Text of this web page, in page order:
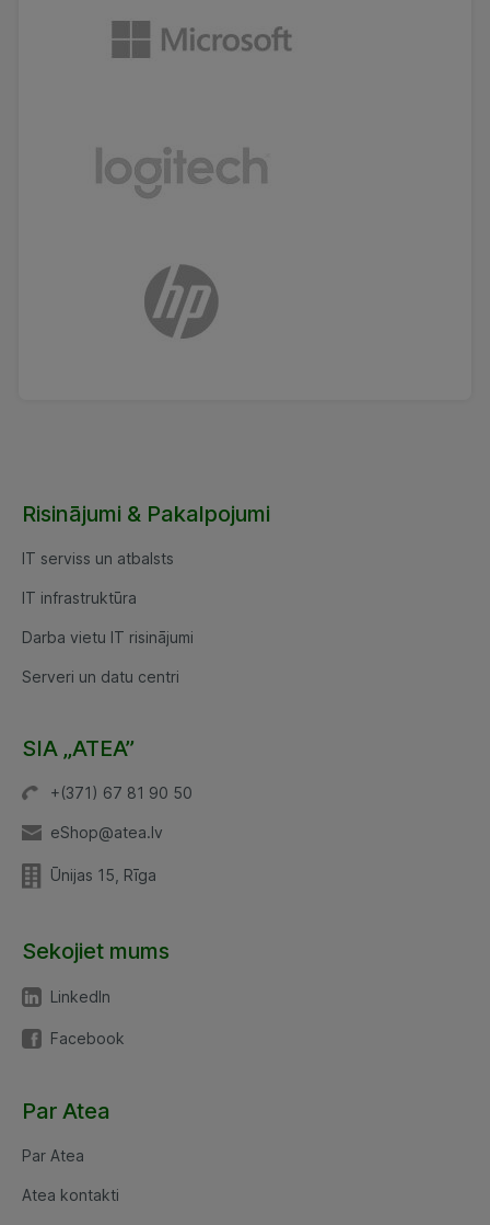
Risinājumi & Pakalpojumi
IT serviss un atbalsts
IT infrastruktūra
Darba vietu IT risinājumi
Serveri un datu centri
SIA „ATEA”
+(371) 67 81 90 50
eShop@atea.lv
Ūnijas 15, Rīga
Sekojiet mums
LinkedIn
Facebook
Par Atea
Par Atea
Atea kontakti